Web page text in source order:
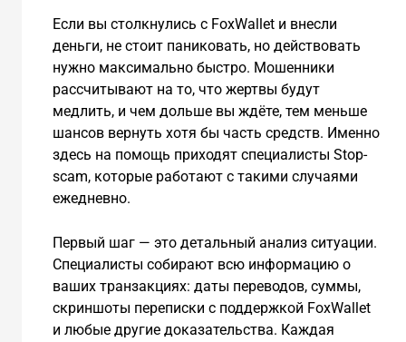
Если вы столкнулись с FoxWallet и внесли
деньги, не стоит паниковать, но действовать
нужно максимально быстро. Мошенники
рассчитывают на то, что жертвы будут
медлить, и чем дольше вы ждёте, тем меньше
шансов вернуть хотя бы часть средств. Именно
здесь на помощь приходят специалисты Stop-
scam, которые работают с такими случаями
ежедневно.
Первый шаг — это детальный анализ ситуации.
Специалисты собирают всю информацию о
ваших транзакциях: даты переводов, суммы,
скриншоты переписки с поддержкой FoxWallet
и любые другие доказательства. Каждая